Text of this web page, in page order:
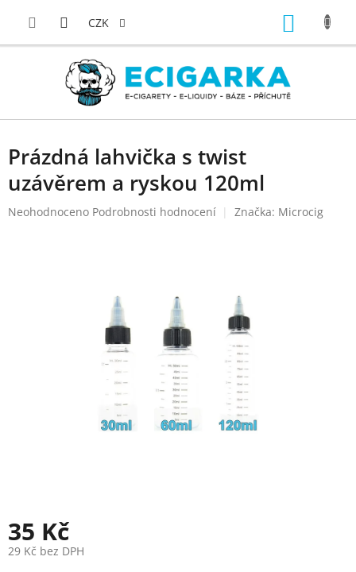
CZK
Prázdná lahvička s twist
uzávěrem a ryskou 120ml
Průměrné
Neohodnoceno Podrobnosti hodnocení Značka: Microcig
35 Kč
29 Kč bez DPH